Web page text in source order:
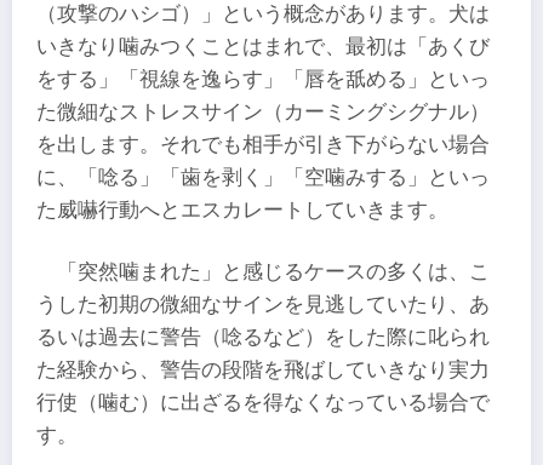
（攻撃のハシゴ）」という概念があります。犬は
いきなり噛みつくことはまれで、最初は「あくび
をする」「視線を逸らす」「唇を舐める」といっ
た微細なストレスサイン（カーミングシグナル）
を出します。それでも相手が引き下がらない場合
に、「唸る」「歯を剥く」「空噛みする」といっ
た威嚇行動へとエスカレートしていきます。
「突然噛まれた」と感じるケースの多くは、こ
うした初期の微細なサインを見逃していたり、あ
るいは過去に警告（唸るなど）をした際に叱られ
た経験から、警告の段階を飛ばしていきなり実力
行使（噛む）に出ざるを得なくなっている場合で
す。